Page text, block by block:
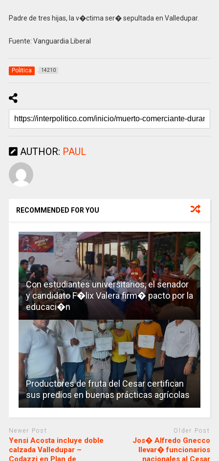
Padre de tres hijas, la v�ctima ser� sepultada en Valledupar.
Fuente: Vanguardia Liberal
Politica 14210
AUTHOR: PAUL
RECOMMENDED FOR YOU
Con estudiantes universitarios, el senador
y candidato F�lix Valera firm� pacto por la
educaci�n
Productores de fruta del Cesar certifican
sus predios en buenas prácticas agrícolas
Newer Post
Yensi Acosta incluye doble
calzada Valledupar –
Codazzi en Plan de
Older Post
Jos� Alfredo Gnecco
llevar� funcionarios
nacionales al Cesar